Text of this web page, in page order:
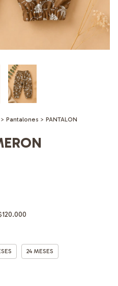
> Pantalones > PANTALON
24 MESES